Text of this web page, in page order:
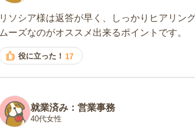
リソシア様は返答が早く、しっかりヒアリン
ムーズなのがオススメ出来るポイントです。
役に立った！ 17
就業済み：営業事務
40代女性